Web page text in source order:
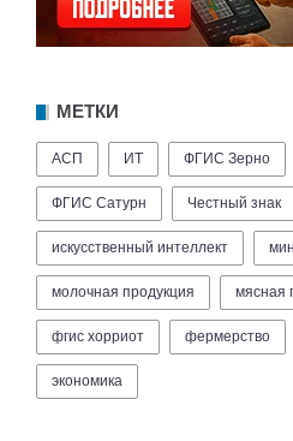
МЕТКИ
АСП ИТ ФГИС Зерно
ФГИС Сатурн Честный знак
искусственный интеллект
молочная продукция мясная
фгис хорриот фермерство
экономика